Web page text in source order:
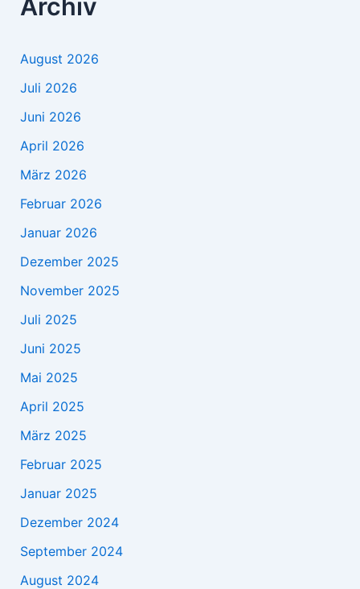
Archiv
August 2026
Juli 2026
Juni 2026
April 2026
März 2026
Februar 2026
Januar 2026
Dezember 2025
November 2025
Juli 2025
Juni 2025
Mai 2025
April 2025
März 2025
Februar 2025
Januar 2025
Dezember 2024
September 2024
August 2024